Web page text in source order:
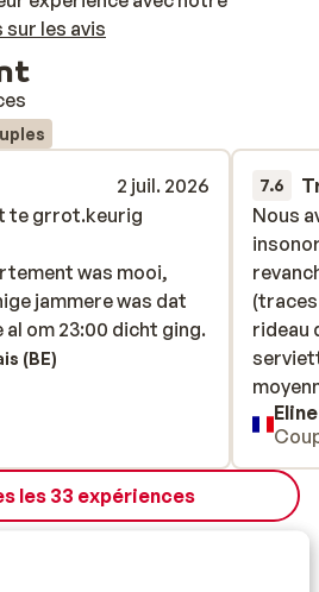
sur les avis
2 juil. 2026
te grrot.keurig
was mooi,
jammere was dat
om 23:00 dicht ging.
te grrot.keurig
was mooi,
jammere was dat
om 23:00 dicht ging.
(BE)
7.6
Nous
rideau
Nous
rideau
Eline
les 33 expériences